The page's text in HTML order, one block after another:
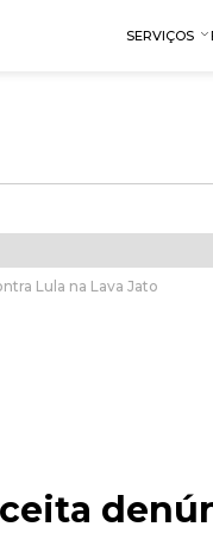
SERVIÇOS
Lula na Lava Jato